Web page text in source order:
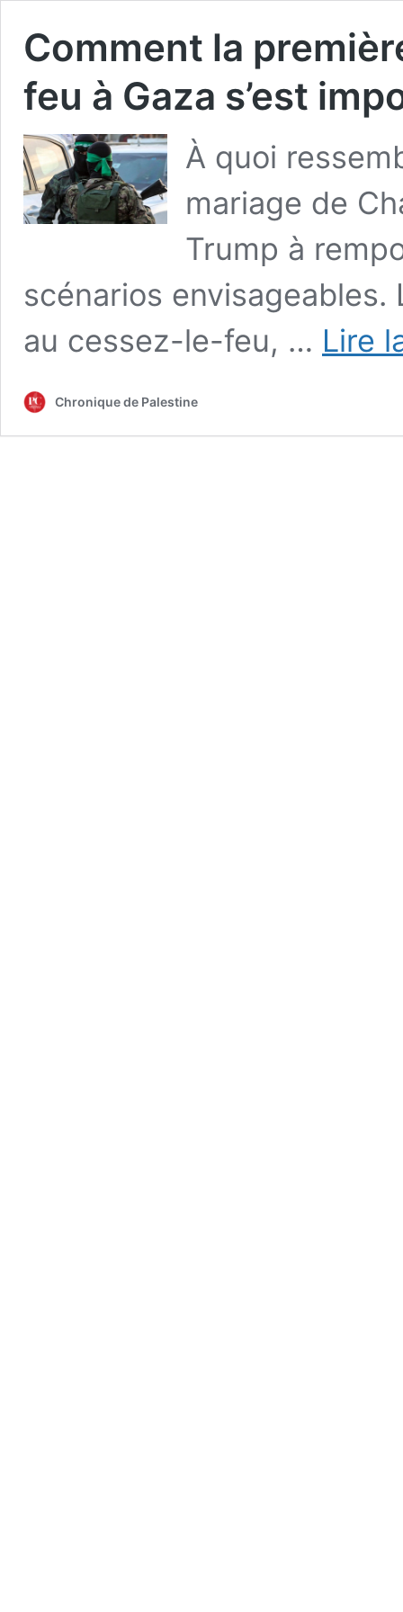
Comment la
feu à Gaza s’est
À quoi
mariage de
Trump à
scénarios
au cessez-le-feu, … Lire
Chronique de Palestine